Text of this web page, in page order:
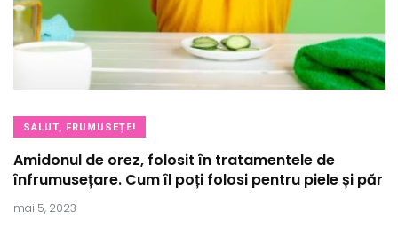
SALUT, FRUMUSEȚE!
Amidonul de orez, folosit în tratamentele de
înfrumusețare. Cum îl poți folosi pentru piele și păr
mai 5, 2023